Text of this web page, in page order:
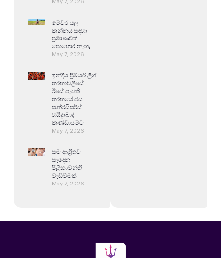
මෙවර යල
කන්නය සඳහා
ප්‍රමාණවත්
පොහොර නැහැ
May 7, 2026
ඉන්දීය ප්‍රිමියර් ලීග්
තරඟාවලියේ
ඊයේ පැවති
තරඟයේ ජය
සන්රයිසර්ස්
හයිද්‍රාබාද්
කණ්ඩායමට
May 7, 2026
සම ආශ්‍රිතව
සෑදෙන
පිළිකාවන්හි
වැඩිවීමක්
May 7, 2026